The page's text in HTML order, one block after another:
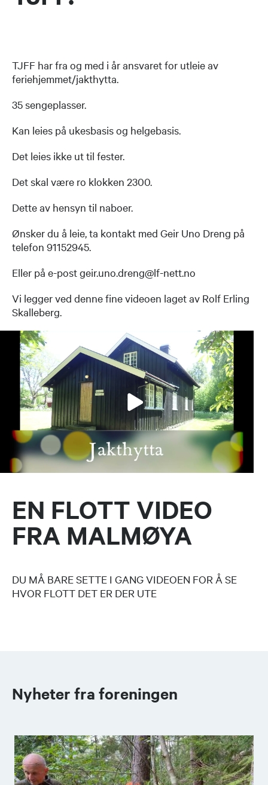
TJFF har fra og med i år ansvaret for utleie av
feriehjemmet/jakthytta.
35 sengeplasser.
Kan leies på ukesbasis og helgebasis.
Det leies ikke ut til fester.
Det skal være ro klokken 2300.
Dette av hensyn til naboer.
Ønsker du å leie, ta kontakt med Geir Uno Dreng på
telefon 91152945.
Eller på e-post geir.uno.dreng@lf-nett.no
Vi legger ved denne fine videoen laget av Rolf Erling
Skalleberg.
EN FLOTT VIDEO
FRA MALMØYA
DU MÅ BARE SETTE I GANG VIDEOEN FOR Å SE
HVOR FLOTT DET ER DER UTE
Nyheter fra foreningen